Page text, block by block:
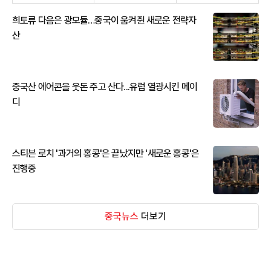
희토류 다음은 광모듈…중국이 움켜쥔 새로운 전략자
산
중국산 에어콘을 웃돈 주고 산다...유럽 열광시킨 메이
디
스티븐 로치 '과거의 홍콩'은 끝났지만 '새로운 홍콩'은
진행중
중국뉴스 더보기